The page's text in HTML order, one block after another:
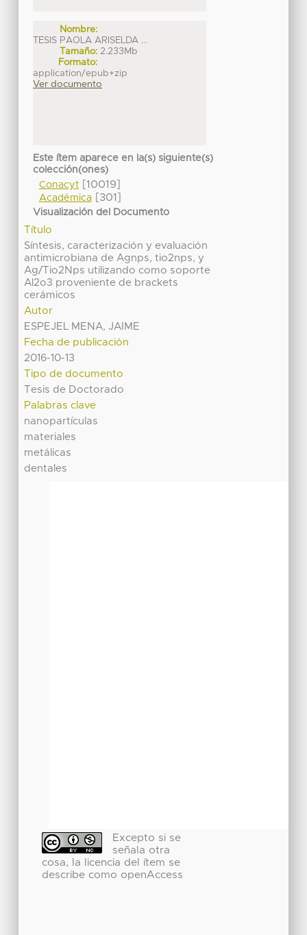
Nombre:
TESIS PAOLA ARISELDA ...
Tamaño: 2.233Mb
Formato:
application/epub+zip
Ver documento
Este ítem aparece en la(s) siguiente(s)
colección(ones)
Conacyt[10019]
Académica[301]
Visualización del Documento
Título
Síntesis, caracterización y evaluación
antimicrobiana de Agnps, tio2nps, y
Ag/Tio2Nps utilizando como soporte
Al2o3 proveniente de brackets
cerámicos
Autor
ESPEJEL MENA, JAIME
Fecha de publicación
2016-10-13
Tipo de documento
Tesis de Doctorado
Palabras clave
nanopartículas
materiales
metálicas
dentales
Excepto si se
señala otra
cosa, la licencia del ítem se
describe como openAccess